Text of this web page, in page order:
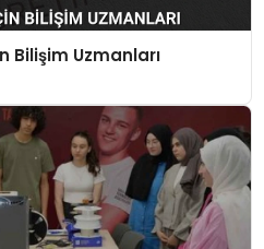
Bilişim Uzmanları